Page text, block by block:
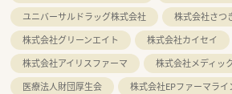
ユニバーサルドラッグ株式会社
株式会社さつ
株式会社グリーンエイト
株式会社カイセイ
株式会社アイリスファーマ
株式会社メディッ
医療法人財団厚生会
株式会社EPファーマライ